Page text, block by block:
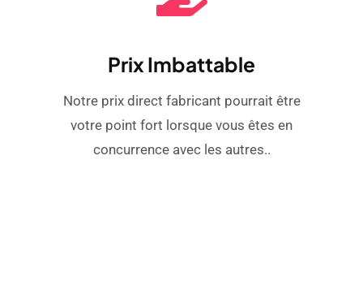
Prix ​​imbattable
Notre prix direct fabricant pourrait être
votre point fort lorsque vous êtes en
concurrence avec les autres..